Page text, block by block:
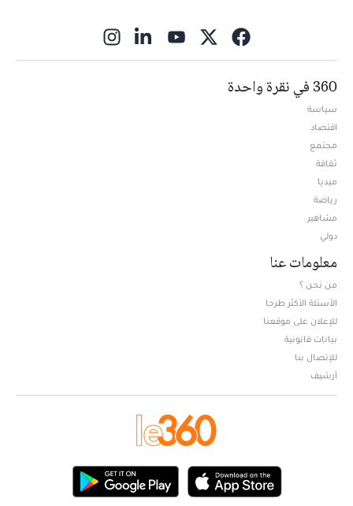
360 في نقرة واحدة
سياسة
اقتصاد
مجتمع
ثقافة
ميديا
رياضة
مشاهير
دولي
معلومات عنا
من نحن ؟
الأسئلة الأكثر طرحا
للإعلان على موقعنا
بيانات قانونية
للإتصال بنا
أرشيف